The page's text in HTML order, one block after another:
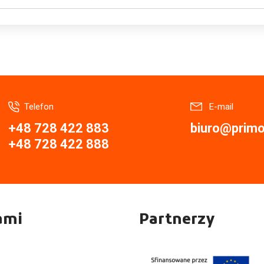
Telefon
+48 728 422 883
+48 728 422 888
E-mail
Partnerzy